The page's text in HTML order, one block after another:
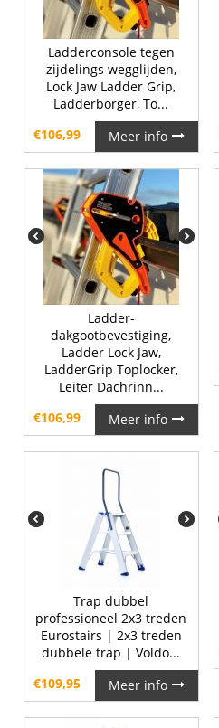
Ladderconsole tegen
zijdelings wegglijden,
Lock Jaw Ladder Grip,
Ladderborger, To...
€106,99 Meer info
Ladder-
dakgootbevestiging,
Ladder Lock Jaw,
LadderGrip Toplocker,
Leiter Dachrinn...
€106,99 Meer info
Trap dubbel
professioneel 2x3 treden
Eurostairs | 2x3 treden
dubbele trap | Voldo...
€109,95 Meer info